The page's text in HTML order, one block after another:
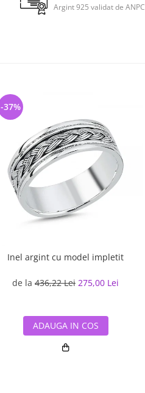
Argint 925 validat de ANPC
Inel argint cu model impletit
de la 436,22 Lei 275,00 Lei
-37%
ADAUGA IN COS